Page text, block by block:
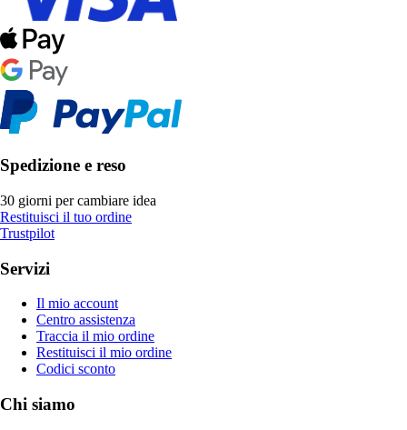
Spedizione e reso
30 giorni per cambiare idea
Restituisci il tuo ordine
Trustpilot
Servizi
Il mio account
Centro assistenza
Traccia il mio ordine
Restituisci il mio ordine
Codici sconto
Chi siamo